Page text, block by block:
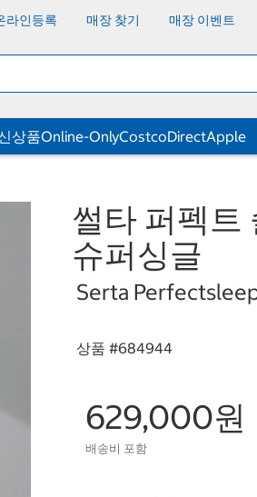
라인등록 매장 찾기 매장 이벤트
상품Online-OnlyCostcoDirectApple
썰타 퍼펙트
슈퍼싱글
Serta
상품 #684944
629,000원
배송비 포함